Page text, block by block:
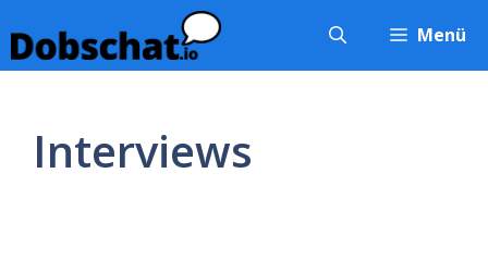
Inhalt
springen
Menü
Interviews